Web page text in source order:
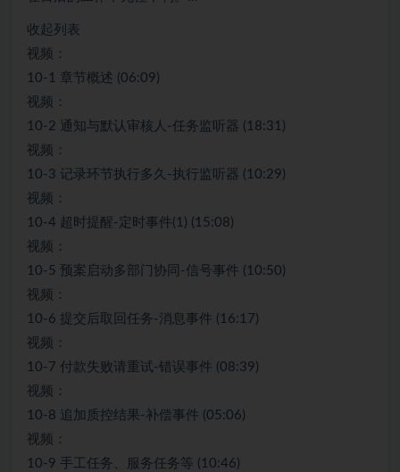
收起列表
视频：
10-1 章节概述 (06:09)
视频：
10-2 通知与默认审核人-任务监听器 (18:31)
视频：
10-3 记录环节执行多久-执行监听器 (10:29)
视频：
10-4 超时提醒-定时事件(1) (15:08)
视频：
10-5 预案启动多部门协同-信号事件 (10:50)
视频：
10-6 提交后取回任务-消息事件 (16:17)
视频：
10-7 付款失败请重试-错误事件 (08:39)
视频：
10-8 追加质控结果-补偿事件 (05:06)
视频：
10-9 手工任务、服务任务等 (10:46)